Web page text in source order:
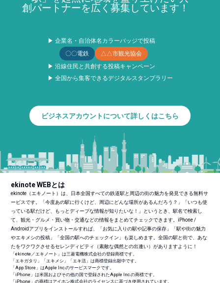
創パートナーを広く募集しています！
▶ 企業名・自治体名カラーバッジで投稿
〇〇電鉄
△△市観光協会
▶ 沿線住民と共創する投稿キャンペーン
▶ 全国から集客できるデジタルスタンプラリー
ビジネスアカウントについて詳しくはこちら
ekinote WEBとは
ekinote（エキノート）は、日本全国すべての鉄道駅と周辺の街の魅力を発見できる無料サ
ービスです。「今度あの駅に行くけど、周辺にどんな場所があるんだろう？」「いつも使
っている駅だけど、もっとディープな情報が知りたいな！」というとき、駅名で検索し
て、観光・グルメ・買い物・交通などの情報をまとめてチェックできます。iPhone /
Androidアプリをインストールすれば、「お気に入りの駅や記事の保存」「駅や街の魅力
やエキメシの投稿」「全国の駅へのチェックイン」も楽しめます。全国の駅と街で、あな
たをワクワクさせるセレンディピティ（素敵な偶然との出逢い）がありますように！
「ekinote／エキノート」は三菱電機株式会社の登録商標です。
「エキガタリ」「エキメシ」「エキ活」は商標登録出願中です。
「App Store」はApple Inc.のサービスマークです。
「iPhone」は米国およびその他の国で登録されたApple Inc.の商標です。
「iPhone」の商標はアイホン株式会社のライセンスに基づき使用されています。